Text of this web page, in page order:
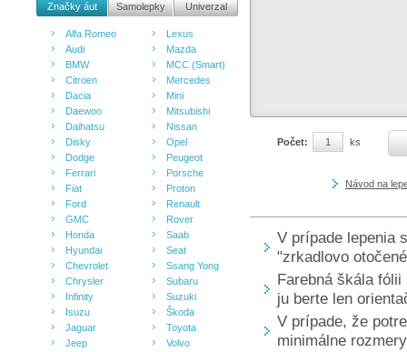
Značky áut Samolepky Univerzal
Alfa Romeo
Audi
BMW
Citroen
Dacia
Daewoo
Daihatsu
Disky
Dodge
Ferrari
Fiat
Ford
GMC
Honda
Hyundai
Chevrolet
Chrysler
Infinity
Isuzu
Jaguar
Jeep
Lexus
Mazda
MCC (Smart)
Mercedes
Mini
Mitsubishi
Nissan
Opel
Peugeot
Porsche
Proton
Renault
Rover
Saab
Seat
Ssang Yong
Subaru
Suzuki
Škoda
Toyota
Volvo
Počet: ks
Návod na
V prípade lepenia
"zrkadlovo
Farebná škála
ju berte len
V prípade, že
minimálne